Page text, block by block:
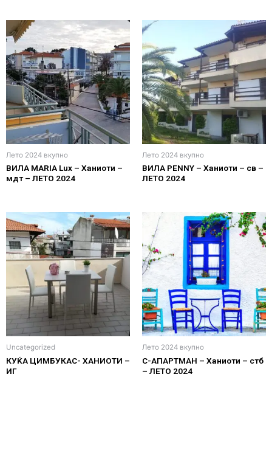
Лето 2024 вкупно
ВИЛА MARIA Lux – Ханиоти –
мдт – ЛЕТО 2024
Лето 2024 вкупно
ВИЛА PENNY – Ханиоти – св –
ЛЕТО 2024
Uncategorized
КУЌА ЦИМБУКАС- ХАНИОТИ –
ИГ
Лето 2024 вкупно
С-АПАРТМАН – Ханиоти – стб
– ЛЕТО 2024